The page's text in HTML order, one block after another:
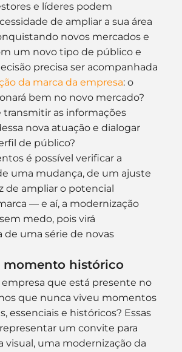
e líderes podem
de ampliar a sua área
novos mercados e
um novo tipo de público e
precisa ser acompanhada
da marca da empresa: o
bem no novo mercado?
transmitir as informações
nova atuação e dialogar
de público?
é possível verificar a
uma mudança, de um ajuste
de ampliar o potencial
— e aí, a modernização
medo, pois virá
de uma série de novas
momento histórico
empresa que está presente no
que nunca viveu momentos
essenciais e históricos? Essas
um convite para
visual, uma modernização da